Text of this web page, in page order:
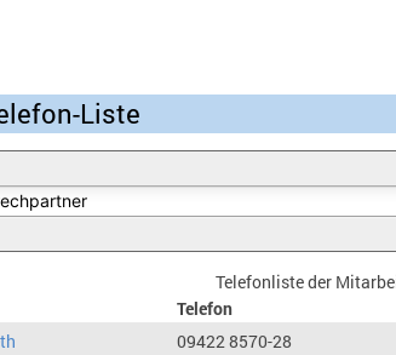
Liste
Telefonliste der
Telefon
09422 8570-28